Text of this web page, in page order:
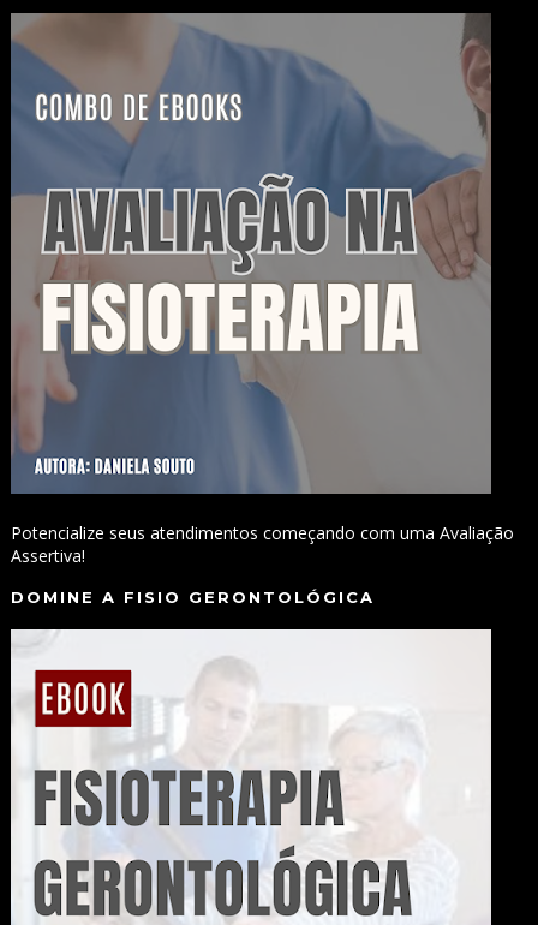
Potencialize seus atendimentos começando com uma Avaliação
Assertiva!
DOMINE A FISIO GERONTOLÓGICA